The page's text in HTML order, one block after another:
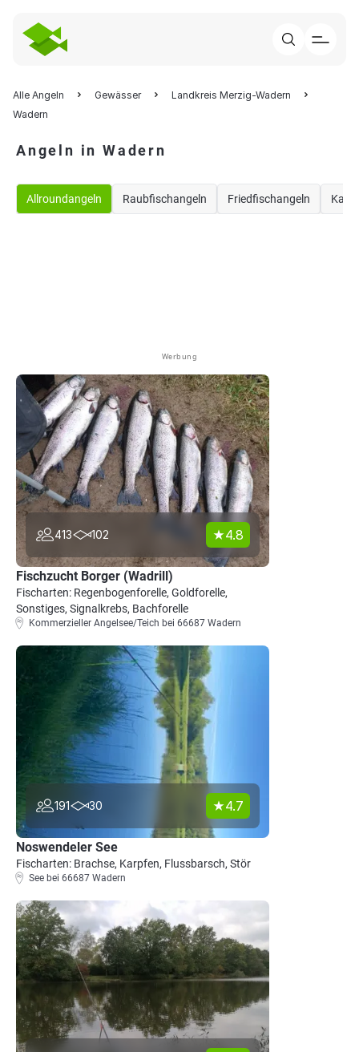
Alle Angeln Gewässer
Landkreis Merzig-Wadern
Wadern
Angeln in Wadern
Allroundangeln Raubfischangeln Friedfischangeln
Werbung
413 102 4.8
Fischzucht Borger (Wadrill)
Fischarten: Regenbogenforelle, Goldforelle,
Sonstiges, Signalkrebs, Bachforelle
Kommerzieller Angelsee/Teich bei 66687 Wadern
191 30 4.7
Noswendeler See
Fischarten: Brachse, Karpfen, Flussbarsch, Stör
See bei 66687 Wadern